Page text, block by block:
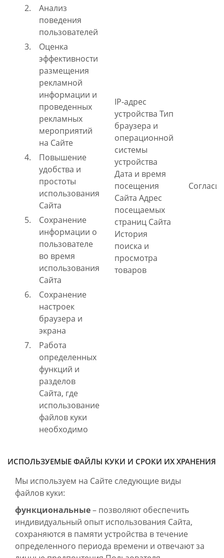
Анализ
поведения
пользователей
Оценка
эффективности
размещения
рекламной
информации и
проведенных
рекламных
мероприятий
на Сайте
Повышение
удобства и
простоты
использования
Сайта
Сохранение
информации о
пользователе
во время
использования
Сайта
Сохранение
настроек
браузера и
экрана
Работа
определенных
функций и
разделов
Сайта, где
использование
файлов куки
необходимо
IP-адрес
устройства Тип
браузера и
операционной
системы
устройства
Дата и время
посещения
Сайта Адрес
посещаемых
страниц Сайта
История
поиска и
просмотра
товаров
Согласие
ИСПОЛЬЗУЕМЫЕ ФАЙЛЫ КУКИ И СРОКИ ИХ ХРАНЕНИЯ
Мы используем на Сайте следующие виды
файлов куки:
функциональные– позволяют обеспечить
индивидуальный опыт использования Сайта,
сохраняются в памяти устройства в течение
определенного периода времени и отвечают за